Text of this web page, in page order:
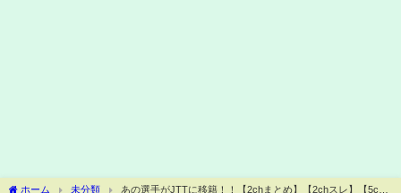
ホーム 未分類
あの選手がJTTに移籍！！【2chまとめ】【2chスレ】【5ch